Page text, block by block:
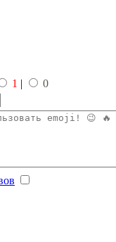
1 |
0